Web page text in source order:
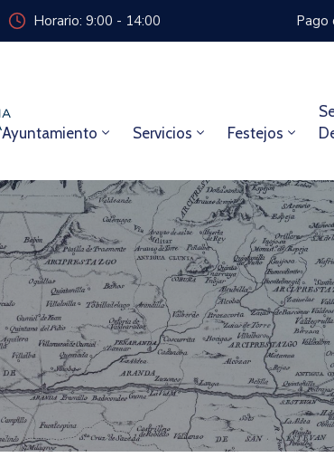
Horario: 9:00 - 14:00 Pago
Ayuntamiento Servicios Festejos